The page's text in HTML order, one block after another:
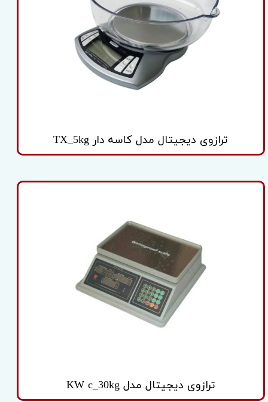
ترازوی دیجیتال مدل کاسه دار TX_5kg
ترازوی دیجیتال مدل KW c_30kg